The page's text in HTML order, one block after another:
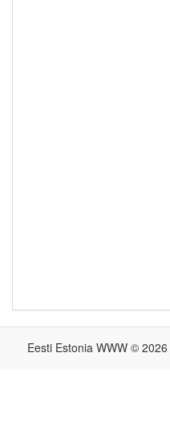
Eesti Estonia WWW © 2026